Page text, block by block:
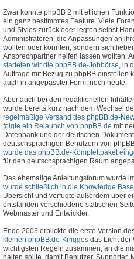
Zwar konnte phpBB 2 mit etlichen
ein ganz bestimmtes Feature. Viele
und Styles zurück oder legten selbst
Administratoren, die Anpassungen an
wollten oder konnten, sondern sich
Ansprechpartner helfen lassen wollten.
starteten wir die phpBB.de-Jobbörse , in
Aufträge mit Bezug zu phpBB einstellen
auch in angepasster Form, noch heute.
Aber auch bei den redaktionellen
wurde bereits kurz nach dem Wechsel
regelmäßige Versand des phpBB.de-
folgte ein Relaunch von phpBB.de mit
Datenbank und der deutschen
deutschsprachigen Benutzern von
wurde das phpBB.de-Komplettpaket
für den deutschsprachigen Raum
Das ehemalige Anleitungsforum wurde
wurde schließlich in die Knowledge
Übersicht und verfügte außerdem über
entstanden verschiedene statischen
Webmaster und Entwickler.
Ende 2003 erblickte die erste Version
kleinen phpBB.de-Knigges das Licht der
wichtigsten Regeln zusammen, an die
halten sollte, damit Benutzer, Supporter,